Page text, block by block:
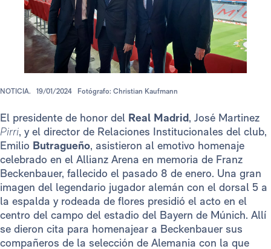
NOTICIA. 19/01/2024 Fotógrafo: Christian Kaufmann
El presidente de honor del Real Madrid, José Martinez
Pirri, y el director de Relaciones Institucionales del club,
Emilio Butragueño, asistieron al emotivo homenaje
celebrado en el Allianz Arena en memoria de Franz
Beckenbauer, fallecido el pasado 8 de enero. Una gran
imagen del legendario jugador alemán con el dorsal 5 a
la espalda y rodeada de flores presidió el acto en el
centro del campo del estadio del Bayern de Múnich. Allí
se dieron cita para homenajear a Beckenbauer sus
compañeros de la selección de Alemania con la que